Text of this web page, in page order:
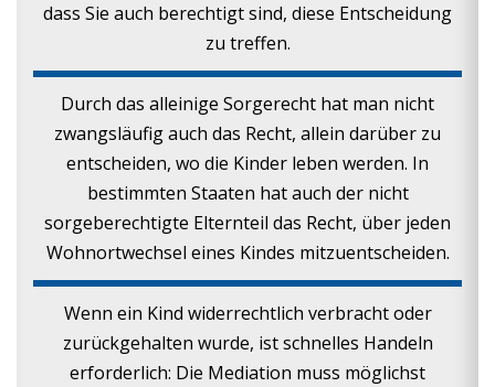
dass Sie auch berechtigt sind, diese Entscheidung
zu treffen.
Durch das alleinige Sorgerecht hat man nicht
zwangsläufig auch das Recht, allein darüber zu
entscheiden, wo die Kinder leben werden. In
bestimmten Staaten hat auch der nicht
sorgeberechtigte Elternteil das Recht, über jeden
Wohnortwechsel eines Kindes mitzuentscheiden.
Wenn ein Kind widerrechtlich verbracht oder
zurückgehalten wurde, ist schnelles Handeln
erforderlich: Die Mediation muss möglichst